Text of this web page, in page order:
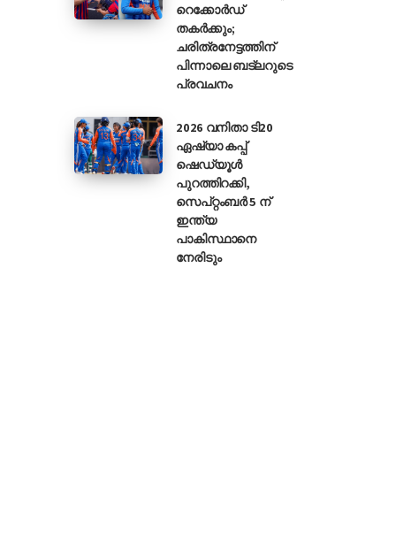
റെക്കോർഡ്
തകർക്കും;
ചരിത്രനേട്ടത്തിന്
പിന്നാലെ ബട്‌ലറുടെ
പ്രവചനം
2026 വനിതാ ടി20
ഏഷ്യാ കപ്പ്
ഷെഡ്യൂൾ
പുറത്തിറക്കി,
സെപ്റ്റംബർ 5 ന്
ഇന്ത്യ
പാകിസ്ഥാനെ
നേരിടും